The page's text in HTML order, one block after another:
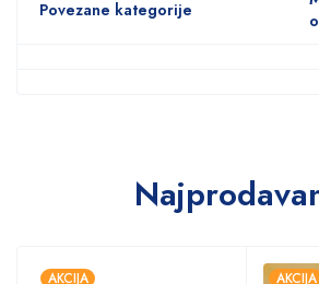
Povezane kategorije
AKCIJA AKCIJA